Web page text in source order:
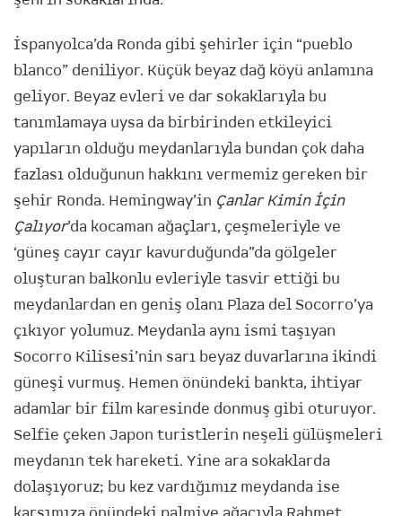
İspanyolca’da Ronda gibi şehirler için “pueblo
blanco” deniliyor. Küçük beyaz dağ köyü anlamına
geliyor. Beyaz evleri ve dar sokaklarıyla bu
tanımlamaya uysa da birbirinden etkileyici
yapıların olduğu meydanlarıyla bundan çok daha
fazlası olduğunun hakkını vermemiz gereken bir
şehir Ronda. Hemingway’in Çanlar Kimin İçin
Çalıyor’da kocaman ağaçları, çeşmeleriyle ve
‘güneş cayır cayır kavurduğunda”da gölgeler
oluşturan balkonlu evleriyle tasvir ettiği bu
meydanlardan en geniş olanı Plaza del Socorro’ya
çıkıyor yolumuz. Meydanla aynı ismi taşıyan
Socorro Kilisesi’nin sarı beyaz duvarlarına ikindi
güneşi vurmuş. Hemen önündeki bankta, ihtiyar
adamlar bir film karesinde donmuş gibi oturuyor.
Selfie çeken Japon turistlerin neşeli gülüşmeleri
meydanın tek hareketi. Yine ara sokaklarda
dolaşıyoruz; bu kez vardığımız meydanda ise
karşımıza önündeki palmiye ağacıyla Rahmet